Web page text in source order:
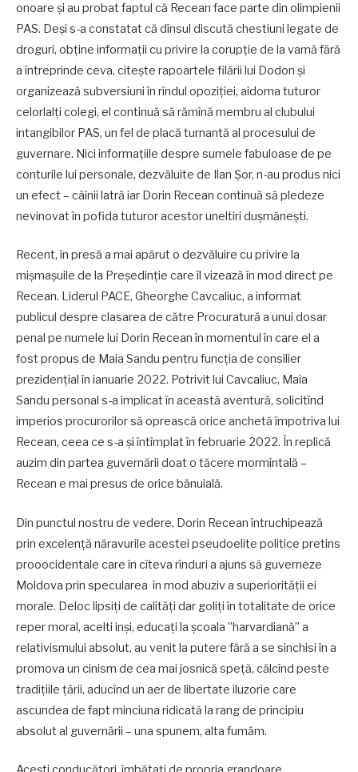
onoare și au probat faptul că Recean face parte din olimpienii
PAS. Deși s-a constatat că dînsul discută chestiuni legate de
droguri, obține informații cu privire la corupție de la vamă fără
a întreprinde ceva, citește rapoartele filării lui Dodon și
organizează subversiuni în rîndul opoziției, aidoma tuturor
celorlalți colegi, el continuă să rămînă membru al clubului
intangibilor PAS, un fel de placă turnantă al procesului de
guvernare. Nici informațiile despre sumele fabuloase de pe
conturile lui personale, dezvăluite de Ilan Șor, n-au produs nici
un efect – câînii latră iar Dorin Recean continuă să pledeze
nevinovat în pofida tuturor acestor uneltiri dușmănești.
Recent, în presă a mai apărut o dezvăluire cu privire la
mișmașuile de la Președinție care îl vizează în mod direct pe
Recean. Liderul PACE, Gheorghe Cavcaliuc, a informat
publicul despre clasarea de către Procuratură a unui dosar
penal pe numele lui Dorin Recean în momentul în care el a
fost propus de Maia Sandu pentru funcția de consilier
prezidențial în ianuarie 2022. Potrivit lui Cavcaliuc, Maia
Sandu personal s-a implicat în această aventură, solicitînd
imperios procurorilor să oprească orice anchetă împotriva lui
Recean, ceea ce s-a și întîmplat în februarie 2022. În replică
auzim din partea guvernării doat o tăcere mormîntală –
Recean e mai presus de orice bănuială.
Din punctul nostru de vedere, Dorin Recean întruchipează
prin excelență năravurile acestei pseudoelite politice pretins
prooocidentale care în cîteva rînduri a ajuns să guverneze
Moldova prin specularea în mod abuziv a superiorității ei
morale. Deloc lipsiți de calități dar goliți în totalitate de orice
reper moral, acelti inși, educați la școala ”harvardiană” a
relativismului absolut, au venit la putere fără a se sinchisi în a
promova un cinism de cea mai josnică speță, călcînd peste
tradițiile țării, aducînd un aer de libertate iluzorie care
ascundea de fapt minciuna ridicată la rang de principiu
absolut al guvernării – una spunem, alta fumăm.